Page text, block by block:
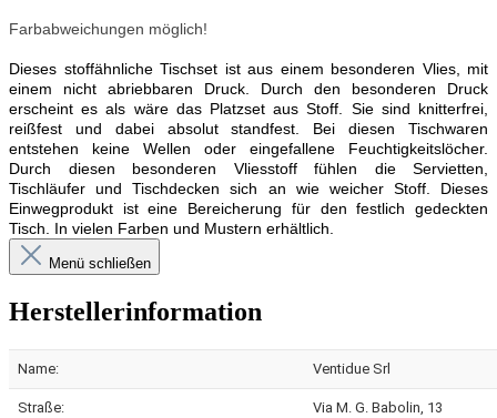
Farbabweichungen möglich!
Dieses stoffähnliche Tischset ist aus einem besonderen Vlies, mit
einem nicht abriebbaren Druck. Durch den besonderen Druck
erscheint es als wäre das Platzset aus Stoff. Sie sind knitterfrei,
reißfest und dabei absolut standfest. Bei diesen Tischwaren
entstehen keine Wellen oder eingefallene Feuchtigkeitslöcher.
Durch diesen besonderen Vliesstoff fühlen die Servietten,
Tischläufer und Tischdecken sich an wie weicher Stoff. Dieses
Einwegprodukt ist eine Bereicherung für den festlich gedeckten
Tisch. In vielen Farben und Mustern erhältlich.
Menü schließen
Herstellerinformation
Name: Ventidue Srl
Straße: Via M. G. Babolin, 13